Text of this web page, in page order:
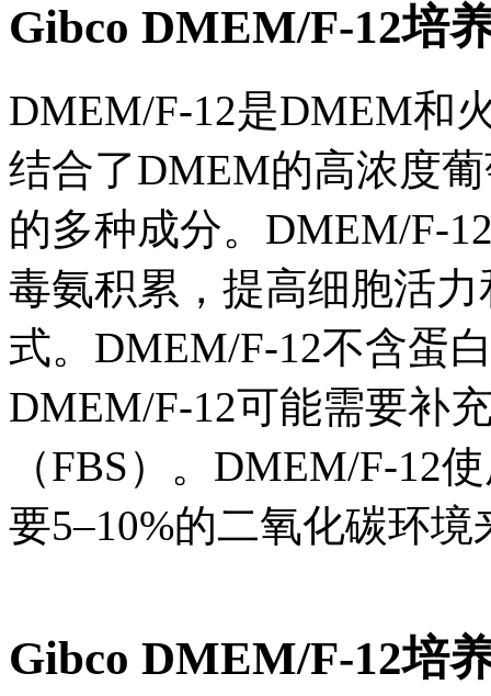
Gibco DMEM/F-12培
DMEM/F-12是DMEM和
结合了DMEM的高浓度
的多种成分。DMEM/F-
毒氨积累，提高细胞活
式。DMEM/F-12不含蛋
DMEM/F-12可能需要补
（FBS）。DMEM/F-12
要5–10%的二氧化碳环
Gibco DMEM/F-12培